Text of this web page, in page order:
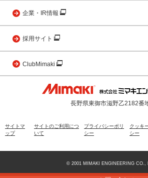
企業・IR情報
採用サイト
ClubMimaki
長野県東御市滋野乙2182番
サイトマ
ップ
サイトのご利用につ
いて
プライバシーポリ
シー
クッキ
シー
© 2001 MIMAKI ENGINEERING CO.,